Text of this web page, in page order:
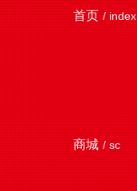
首页 / index
商城 / sc